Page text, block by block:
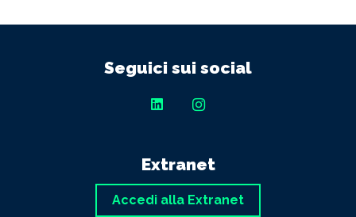
Seguici sui social
Extranet
Accedi alla Extranet